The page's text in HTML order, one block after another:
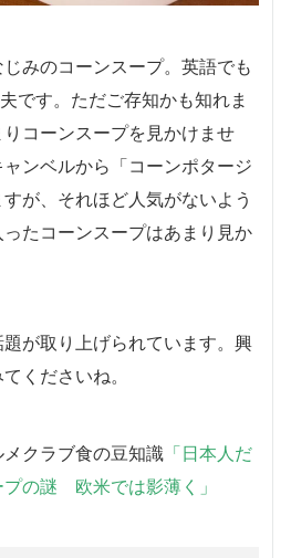
みのコーンスープ。英語でも
です。ただご存知かも知れま
コーンスープを見かけませ
ンベルから「コーンポタージ
が、それほど人気がないよう
たコーンスープはあまり見か
が取り上げられています。興
くださいね。
クラブ食の豆知識 「日本人だ
の謎 欧米では影薄く」